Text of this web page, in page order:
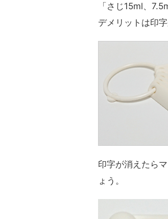
「さじ15ml、
デメリットは印
印字が消えたら
ょう。